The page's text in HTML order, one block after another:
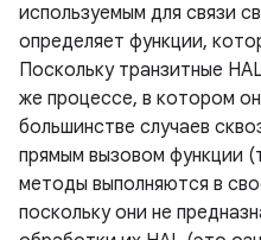
используемым для связи
определяет функции,
Поскольку транзитные
же процессе, в котором
большинстве случаев
прямым вызовом функции
методы выполняются в
поскольку они не